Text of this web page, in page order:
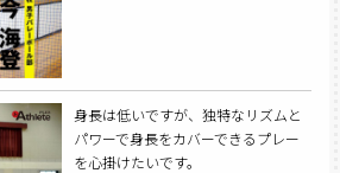
身長は低いですが、独特なリズムと
パワーで身長をカバーできるプレー
を心掛けたいです。